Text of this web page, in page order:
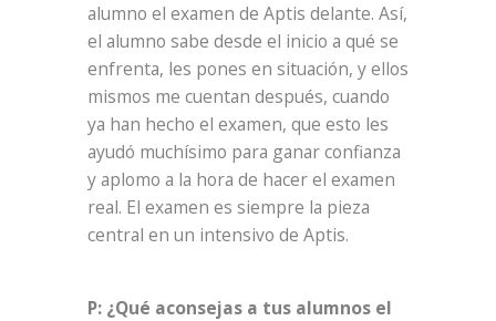
alumno el examen de Aptis delante. Así,
el alumno sabe desde el inicio a qué se
enfrenta, les pones en situación, y ellos
mismos me cuentan después, cuando
ya han hecho el examen, que esto les
ayudó muchísimo para ganar confianza
y aplomo a la hora de hacer el examen
real. El examen es siempre la pieza
central en un intensivo de Aptis.
P: ¿Qué aconsejas a tus alumnos el